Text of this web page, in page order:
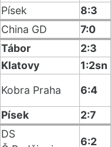
Písek
8:3
China GD
7:0
Tábor
2:3
Klatovy
1:2sn
Kobra Praha
6:4
Písek 2:7
DS
6:2